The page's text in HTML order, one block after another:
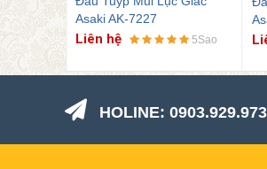
5Sao
Asaki AK-7233
Liên hệ 5Sao
HOLINE: 0903.929.973